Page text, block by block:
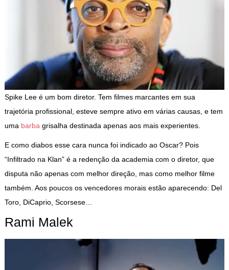
Spike Lee é um bom diretor. Tem filmes marcantes em sua
trajetória profissional, esteve sempre ativo em várias causas, e tem
uma barba grisalha destinada apenas aos mais experientes.
E como diabos esse cara nunca foi indicado ao Oscar? Pois
“Infiltrado na Klan” é a redenção da academia com o diretor, que
disputa não apenas com melhor direção, mas como melhor filme
também. Aos poucos os vencedores morais estão aparecendo: Del
Toro, DiCaprio, Scorsese…
Rami Malek